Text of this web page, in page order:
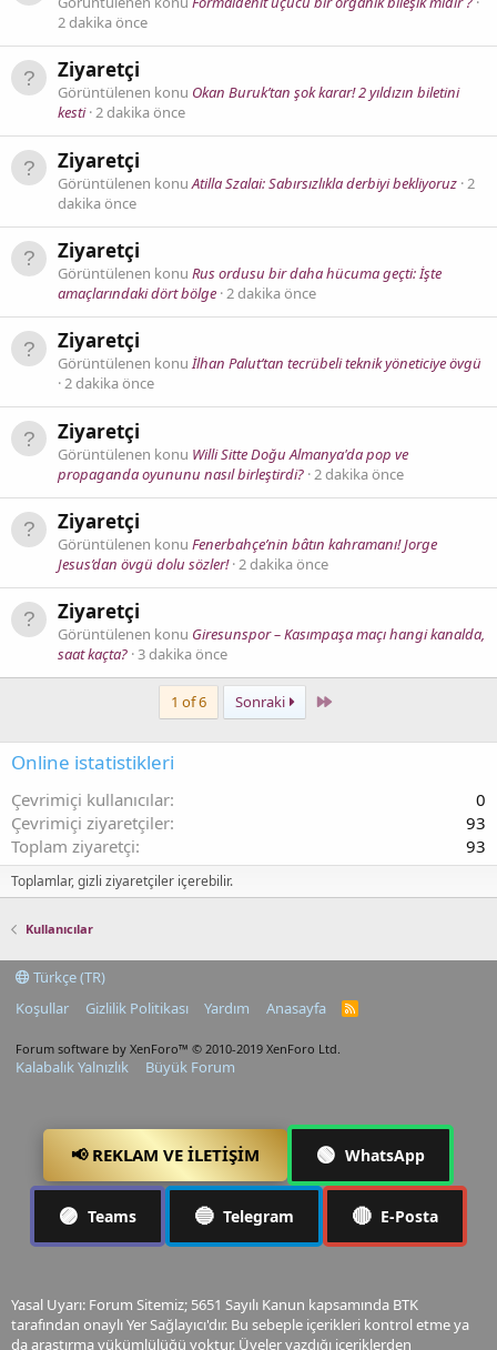
2 dakika önce
Ziyaretçi
Görüntülenen konu Okan Buruk’tan şok karar! 2 yıldızın biletini
kesti 2 dakika önce
Ziyaretçi
Görüntülenen konuAtilla Szalai: Sabırsızlıkla derbiyi bekliyoruz 2
dakika önce
Ziyaretçi
Görüntülenen konu Rus ordusu bir daha hücuma geçti: İşte
amaçlarındaki dört bölge 2 dakika önce
Ziyaretçi
Görüntülenen konuİlhan Palut’tan tecrübeli teknik yöneticiye övgü
2 dakika önce
Ziyaretçi
Görüntülenen konu Willi Sitte Doğu Almanya'da pop ve
propaganda oyununu nasıl birleştirdi? 2 dakika önce
Ziyaretçi
Görüntülenen konu Fenerbahçe’nin bâtın kahramanı! Jorge
Jesus’dan övgü dolu sözler! 2 dakika önce
Ziyaretçi
Görüntülenen konu Giresunspor – Kasımpaşa maçı hangi kanalda,
saat kaçta? 3 dakika önce
1 of 6 Sonraki Last
Online istatistikleri
Çevrimiçi kullanıcılar
0
Çevrimiçi ziyaretçiler
93
Toplam ziyaretçi
93
Toplamlar, gizli ziyaretçiler içerebilir.
Kullanıcılar
Türkçe (TR)
Koşullar
Gizlilik Politikası Yardım Anasayfa
R
Forum software by XenForo™ © 2010-2019 XenForo Ltd.
Kalabalık Yalnızlık Büyük Forum
📢 REKLAM VE İLETIŞIM 🟢 WhatsApp
🟣 Teams 🔵 Telegram 🔴 E-Posta
Yasal Uyarı: Forum Sitemiz; 5651 Sayılı Kanun kapsamında BTK
tarafından onaylı Yer Sağlayıcı'dır. Bu sebeple içerikleri kontrol etme ya
da araştırma yükümlülüğü yoktur. Üyeler yazdığı içeriklerden